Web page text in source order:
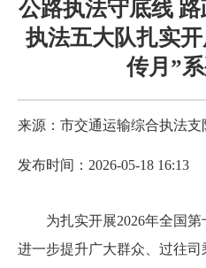
公路执法守底线
执法五大队扎实
传月”
来源：市交通运输综合执法支
发布时间：2026-05-18 16:13
为扎实开展2026年全国第
进一步提升广大群众、过往